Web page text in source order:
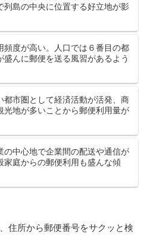
列島の中央に位置する好立地が影
頻度が高い。人口では６番目の都
盛んに郵便を送る風習があるよう
都市圏として経済活動が活発、商
光地が多いことから郵便利用量が
の中心地で企業間の配送や通信が
家庭からの郵便利用も盛んな傾
住所から郵便番号をサクッと検